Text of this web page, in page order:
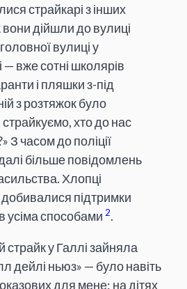
страйкарі з інших
дійшли до вулиці
вулиці у
— вже сотні школярів
і пляшки з-під
з розтяжок було
хто до нас
З часом до поліції
більше повідомлень
Хлопці
підтримки
усіма способами 2.
у Галлі зайняла
дейлі ньюз» — було навіть
для мене: на дітях